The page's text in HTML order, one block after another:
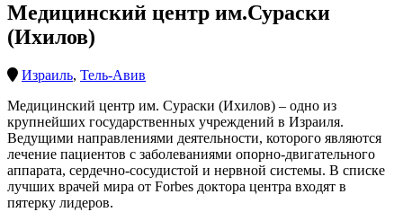
Медицинский центр им.Сураски
(Ихилов)
Израиль, Тель-Авив
Медицинский центр им. Сураски (Ихилов) – одно из
крупнейших государственных учреждений в Израиля.
Ведущими направлениями деятельности, которого являются
лечение пациентов с заболеваниями опорно-двигательного
аппарата, сердечно-сосудистой и нервной системы. В списке
лучших врачей мира от Forbes доктора центра входят в
пятерку лидеров.